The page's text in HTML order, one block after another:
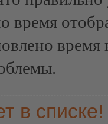
время
в списке!